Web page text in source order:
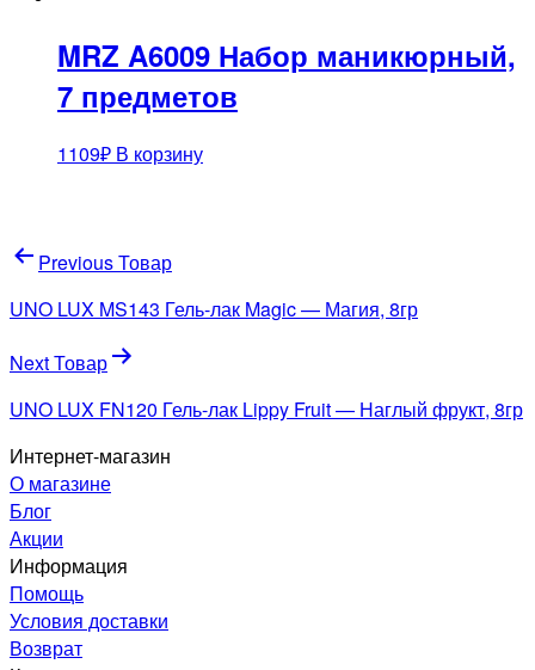
MRZ A6009 Набор маникюрный,
7 предметов
1109₽ В корзину
Навигация
по
записям
Previous Товар
UNO LUX MS143 Гель-лак Magic — Магия, 8гр
Next Товар
UNO LUX FN120 Гель-лак Lippy Fruit — Наглый фрукт, 8гр
Интернет-магазин
О магазине
Блог
Акции
Информация
Помощь
Условия доставки
Возврат